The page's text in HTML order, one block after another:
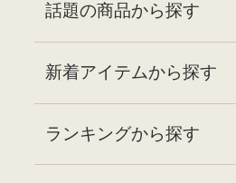
話題の商品から探す
新着アイテムから探す
ランキングから探す